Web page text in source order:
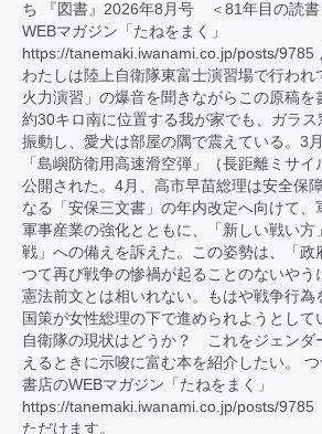
ち 『図書』2026年8月号 ＜81年目の読書
WEBマガジン「たねをまく」
https://tanemaki.iwanami.co.jp/posts/9785
わたしは陸上自衛隊東富士演習場で行われ
火力演習」の爆音を聞きながらこの原稿を
約30キロ南に位置する我が家でも、ガラス
振動し、愛犬は部屋の隅で震えている。3
「島嶼防衛用高速滑空弾」（長距離ミサイ
公開された。4月、高市早苗総理は安全保
なる「安保三文書」の年内改定へ向けて、
軍事産業の強化とともに、「新しい戦い方
戦」への備えを訴えた。この姿勢は、「政
つて再び戦争の惨禍が起ることのないやう
憲法前文とは相いれない。もはや戦争行為
国策が女性総理の下で進められようとして
自衛隊の現状はどうか？ これをジェンダ
えるときに示唆に富む本を紹介したい。
書店のWEBマガジン「たねをまく」
https://tanemaki.iwanami.co.jp/posts/
ただけます。